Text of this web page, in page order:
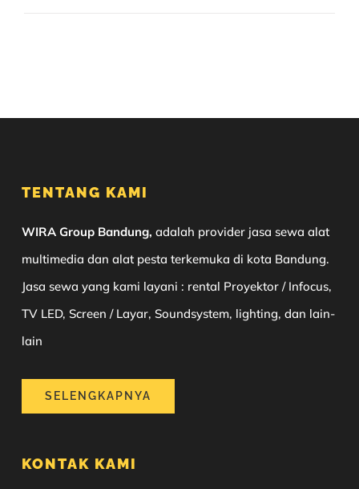
TENTANG KAMI
WIRA Group Bandung, adalah provider jasa sewa alat
multimedia dan alat pesta terkemuka di kota Bandung.
Jasa sewa yang kami layani : rental Proyektor / Infocus,
TV LED, Screen / Layar, Soundsystem, lighting, dan lain-
lain
SELENGKAPNYA
KONTAK KAMI